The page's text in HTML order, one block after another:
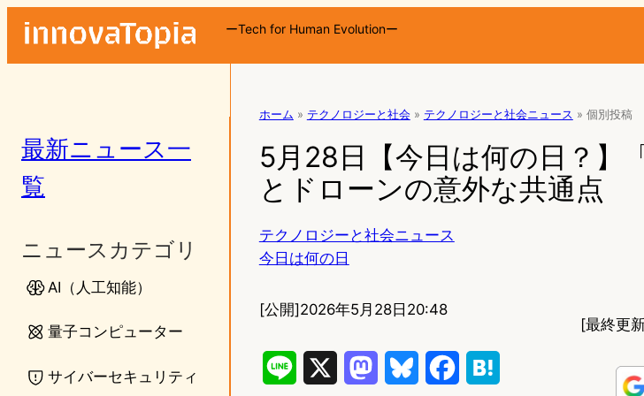
ーTech for Human Evolutionー
最新ニュース一
覧
ニュースカテゴリ
AI（人工知能）
量子コンピューター
サイバーセキュリティ
ホーム » テクノロジーと社会 » テクノロジーと社会ニュース » 個別投稿
5月28日【今日は何の日？】
とドローンの意外な共通点
テクノロジーと社会ニュース
今日は何の日
[公開]2026年5月28日20:48
[最終更